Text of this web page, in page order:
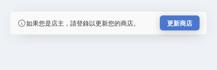
如果您是店主，請登錄以更新您的商店。 更新商店